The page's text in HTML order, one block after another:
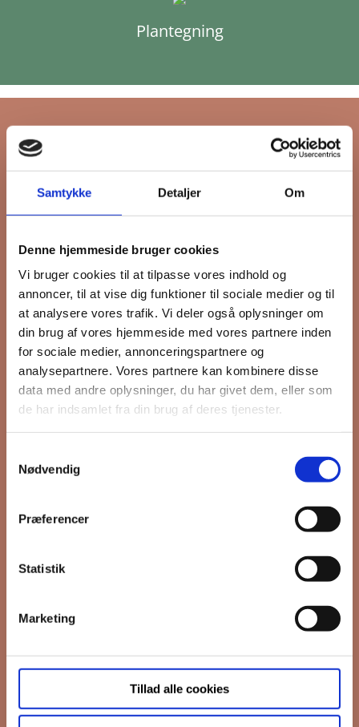
Samtykke Detaljer Om
Denne hjemmeside bruger cookies
Vi bruger cookies til at tilpasse vores indhold og
annoncer, til at vise dig funktioner til sociale medier og til
at analysere vores trafik. Vi deler også oplysninger om
din brug af vores hjemmeside med vores partnere inden
for sociale medier, annonceringspartnere og
analysepartnere. Vores partnere kan kombinere disse
data med andre oplysninger, du har givet dem, eller som
de har indsamlet fra din brug af deres tjenester.
Nødvendig
Præferencer
Statistik
Marketing
Tillad alle cookies
Plantegning
Tilmeld dig FB
nyhedsbrev
Hold dig opdateret på hvad der sker
på Grønttorvet. I vores nyhedsbrev
sender vi blandt andet invitation til
VIP Åbent Hus, når vi sætter nye
boliger til salg og udlejning, så du
Interesseret i
Ejerboliger